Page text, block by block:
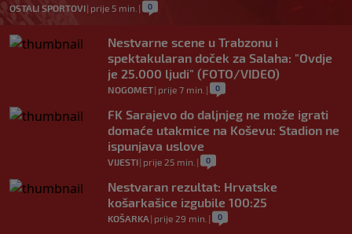
OSTALI SPORTOVI| prije 5 min. | 0
Nestvarne scene u Trabzonu i
spektakularan doček za Salaha: "Ovdje
je 25.000 ljudi" (FOTO/VIDEO)
NOGOMET| prije 7 min. | 0
FK Sarajevo do daljnjeg ne može igrati
domaće utakmice na Koševu: Stadion ne
ispunjava uslove
VIJESTI| prije 25 min. | 0
Nestvaran rezultat: Hrvatske
košarkašice izgubile 100:25
KOŠARKA | prije 29 min. | 0